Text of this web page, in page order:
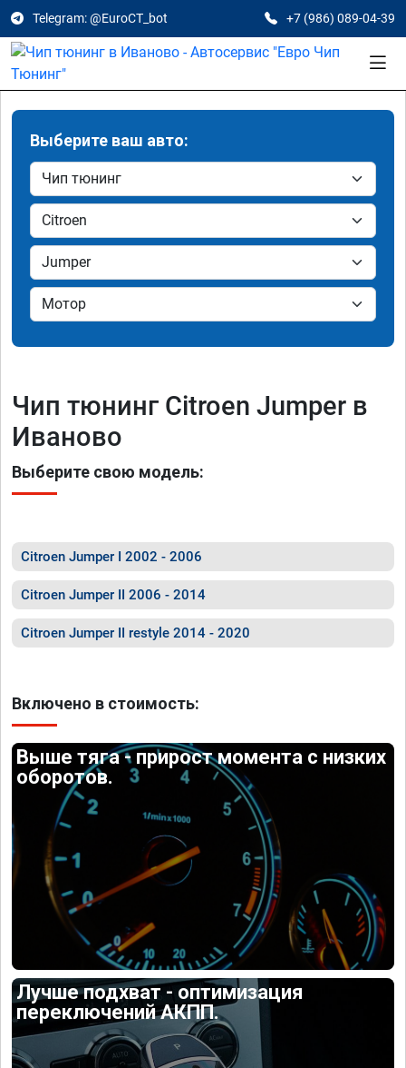
Telegram: @EuroCT_bot +7 (986) 089-04-39
Выберите ваш авто:
Чип тюнинг Citroen Jumper в
Иваново
Выберите свою модель:
Citroen Jumper I 2002 - 2006
Citroen Jumper II 2006 - 2014
Citroen Jumper II restyle 2014 - 2020
Включено в стоимость:
Выше тяга - прирост момента с низких
оборотов.
Лучше подхват - оптимизация
переключений АКПП.